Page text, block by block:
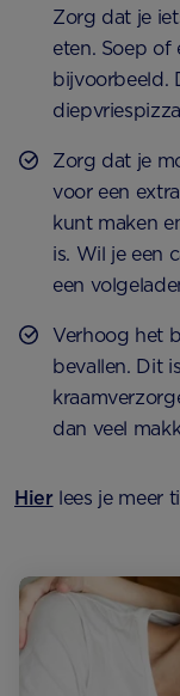
Zorg dat je
eten. Soep of
bijvoorbeeld.
Zorg dat je
voor een
kunt maken
is. Wil je een
een
Verhoog het
bevallen. Dit
dan veel
Hier lees je meer